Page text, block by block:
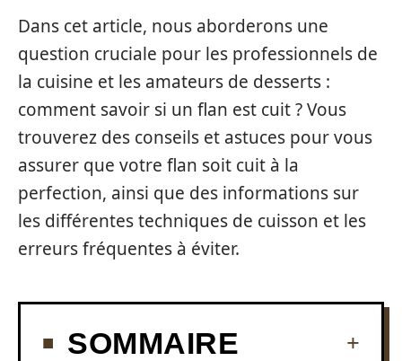
Dans cet article, nous aborderons une
question cruciale pour les professionnels de
la cuisine et les amateurs de desserts :
comment savoir si un flan est cuit ? Vous
trouverez des conseils et astuces pour vous
assurer que votre flan soit cuit à la
perfection, ainsi que des informations sur
les différentes techniques de cuisson et les
erreurs fréquentes à éviter.
SOMMAIRE